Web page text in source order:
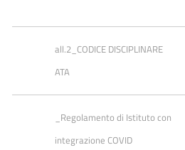
all.2_CODICE DISCIPLINARE
ATA
_Regolamento di Istituto con
integrazione COVID